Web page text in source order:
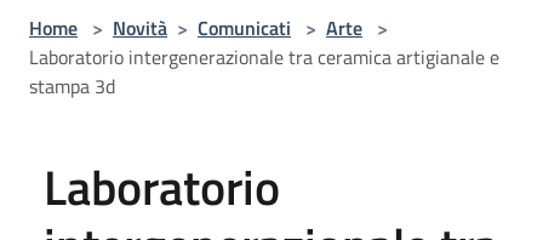
Home > Novità > Comunicati > Arte >
Laboratorio intergenerazionale tra ceramica artigianale e
stampa 3d
Laboratorio